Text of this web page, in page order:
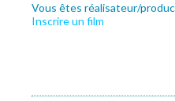
Vous êtes réalisateur/
Inscrire un film